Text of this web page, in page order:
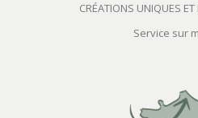
CRÉATIONS UNIQUES
Service sur